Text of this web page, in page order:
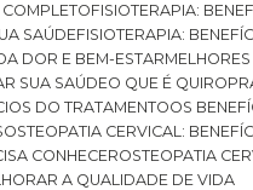
COMPLETO
FISIOTERAPIA:
SAÚDE FISIOTERAPIA:
DOR E BEM-ESTAR
SUA SAÚDE
O QUE É
DO TRATAMENTO
OS
OSTEOPATIA CERVICAL:
CONHECER
OSTEOPATIA
A QUALIDADE DE VIDA